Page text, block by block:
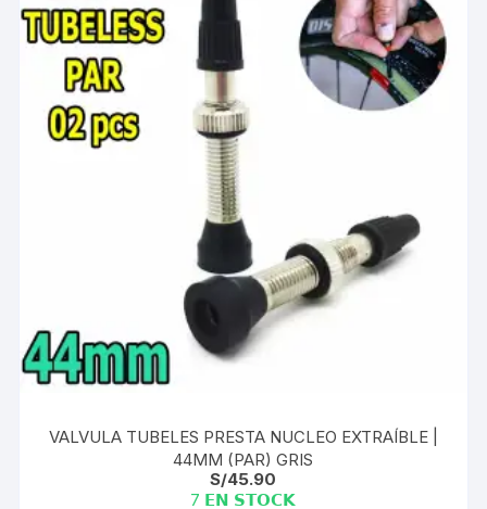
VALVULA TUBELES PRESTA NUCLEO EXTRAÍBLE |
44MM (PAR) GRIS
S/45.90
7 𝗘𝗡 𝗦𝗧𝗢𝗖𝗞